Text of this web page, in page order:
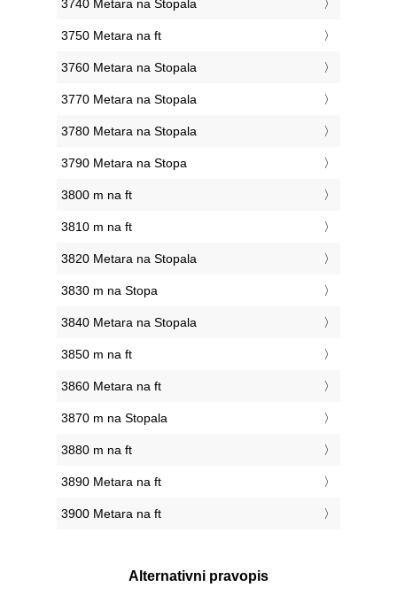
3740 Metara na Stopala
3750 Metara na ft
3760 Metara na Stopala
3770 Metara na Stopala
3780 Metara na Stopala
3790 Metara na Stopa
3800 m na ft
3810 m na ft
3820 Metara na Stopala
3830 m na Stopa
3840 Metara na Stopala
3850 m na ft
3860 Metara na ft
3870 m na Stopala
3880 m na ft
3890 Metara na ft
3900 Metara na ft
Alternativni pravopis